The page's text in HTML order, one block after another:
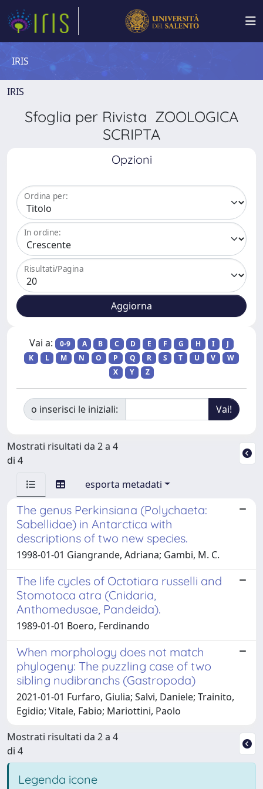
IRIS
IRIS
Sfoglia per Rivista ZOOLOGICA
SCRIPTA
Opzioni
Ordina per:
In ordine:
Risultati/Pagina
Vai a: 0-9 A B C D E F G H I
J
K
L M N O P Q R S T U V
W
X
Y Z
o inserisci le iniziali:
Mostrati risultati da 2 a 4
di 4
esporta metadati
The genus Perkinsiana (Polychaeta:
Sabellidae) in Antarctica with
descriptions of two new species.
1998-01-01 Giangrande, Adriana; Gambi, M. C.
The life cycles of Octotiara russelli and
Stomotoca atra (Cnidaria,
Anthomedusae, Pandeida).
1989-01-01 Boero, Ferdinando
When morphology does not match
phylogeny: The puzzling case of two
sibling nudibranchs (Gastropoda)
2021-01-01 Furfaro, Giulia; Salvi, Daniele; Trainito,
Egidio; Vitale, Fabio; Mariottini, Paolo
Mostrati risultati da 2 a 4
di 4
Legenda icone